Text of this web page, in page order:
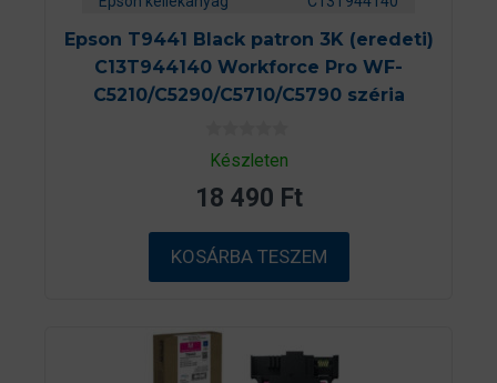
Epson T9441 Black patron 3K (eredeti)
C13T944140 Workforce Pro WF-
C5210/C5290/C5710/C5790 széria
0
a
5
b
ő
l
Készleten
18 490 Ft
KOSÁRBA TESZEM